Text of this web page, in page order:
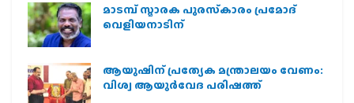
മാടമ്പ് സ്മാരക പുരസ്‌കാരം പ്രമോദ്
വെളിയനാടിന്
ആയുഷിന് പ്രത്യേക മന്ത്രാലയം വേണം:
വിശ്വ ആയുര്‍വേദ പരിഷത്ത്